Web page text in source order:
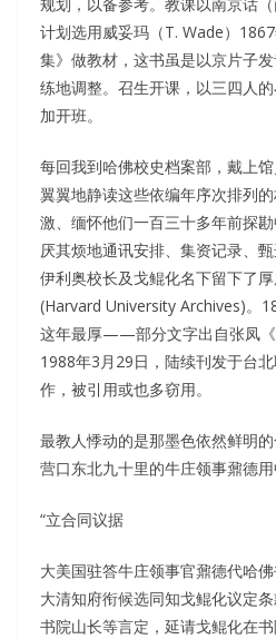
计划选用威妥玛（T. Wade）
集》做教材，这书虽是以京片子
练地调整。召生开课，以三四人
加开班。
每回我到哈佛校史档案部，戴上
翼翼地静读这些依编年序次排列
激、缅怀他们一百三十多年前探
厌其烦地通讯安排、集资记录、
伊利奥校长及戈鲲化名下留下了
(Harvard University Archives)。
这年最厚——部分文字出自张凤《
1988年3月29日，陆续刊发于台
作，被引用或也多窃用。
最教人悸动的是那墨色依然鲜明
营口东北九十里的牛庄领事鼐德用
“立合同议据
大美国驻答牛庄领事官鼐德代哈
大清知府衔候选同知戈鲲化议定
书院山长等言定，延请戈鲲化在